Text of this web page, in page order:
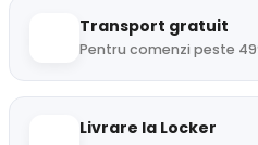
Transport gratuit
Pentru comenzi peste
Livrare la Locker